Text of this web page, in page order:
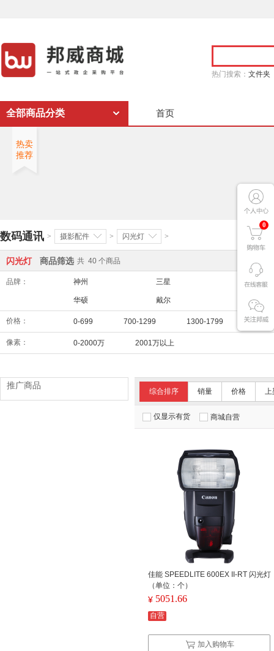
热门搜索： 文件夹
0
全部商品分类 首页
热卖
推荐
数码通讯 > 摄影配件 > 闪光灯 >
闪光灯 商品筛选 共 40 个商品
品牌： 神州 三星 华为
华硕 戴尔 联想
价格： 0-699 700-1299 1300-1799
像素： 0-2000万 2001万以上
综合排序 销量 价格 上
仅显示有货 商城自营
佳能 SPEEDLITE 600EX II-RT 闪光灯
（单位：个）
¥ 5051.66
自营
加入购物车
推广商品